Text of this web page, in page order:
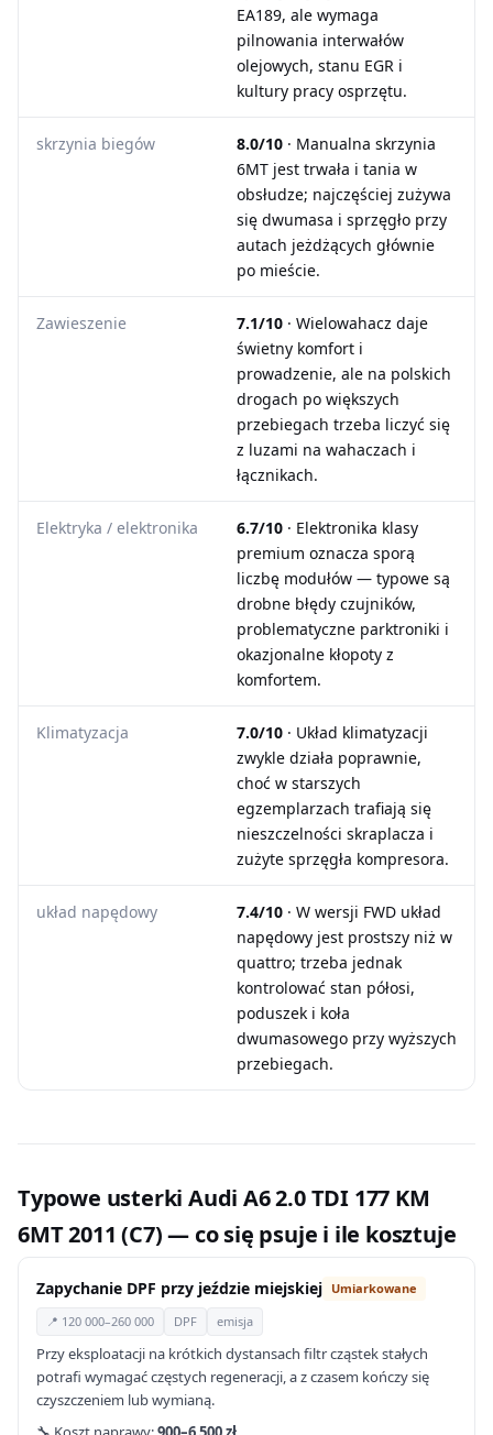
EA189, ale wymaga
pilnowania interwałów
olejowych, stanu EGR i
kultury pracy osprzętu.
skrzynia biegów 8.0/10 · Manualna skrzynia
6MT jest trwała i tania w
obsłudze; najczęściej zużywa
się dwumasa i sprzęgło przy
autach jeżdżących głównie
po mieście.
Zawieszenie 7.1/10 · Wielowahacz daje
świetny komfort i
prowadzenie, ale na polskich
drogach po większych
przebiegach trzeba liczyć się
z luzami na wahaczach i
łącznikach.
Elektryka / elektronika 6.7/10 · Elektronika klasy
premium oznacza sporą
liczbę modułów — typowe są
drobne błędy czujników,
problematyczne parktroniki i
okazjonalne kłopoty z
komfortem.
Klimatyzacja 7.0/10 · Układ klimatyzacji
zwykle działa poprawnie,
choć w starszych
egzemplarzach trafiają się
nieszczelności skraplacza i
zużyte sprzęgła kompresora.
układ napędowy 7.4/10 · W wersji FWD układ
napędowy jest prostszy niż w
quattro; trzeba jednak
kontrolować stan półosi,
poduszek i koła
dwumasowego przy wyższych
przebiegach.
Typowe usterki Audi A6 2.0 TDI 177 KM
6MT 2011 (C7) — co się psuje i ile kosztuje
Zapychanie DPF przy jeździe miejskiej Umiarkowane
📍 120 000–260 000 DPF emisja
Przy eksploatacji na krótkich dystansach filtr cząstek stałych
potrafi wymagać częstych regeneracji, a z czasem kończy się
czyszczeniem lub wymianą.